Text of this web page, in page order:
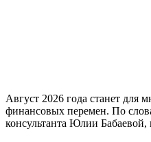
Август 2026 года станет для
финансовых перемен. По
консультанта Юлии Бабаевой,